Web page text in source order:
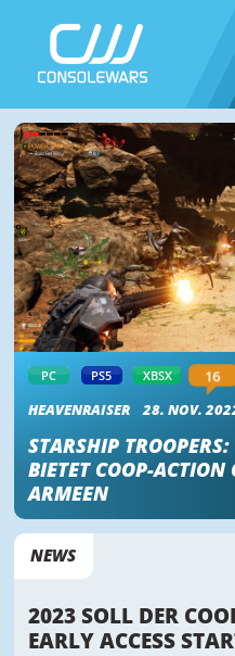
PC PS5 XBSX 16
HEAVENRAISER 28. NOV.
STARSHIP
BIETET COOP-ACTION
ARMEEN
NEWS
2023 SOLL DER
EARLY ACCESS